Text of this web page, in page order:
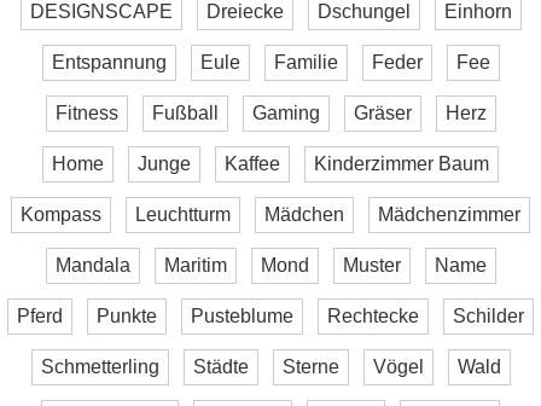
DESIGNSCAPE Dreiecke Dschungel Einhorn
Entspannung Eule Familie Feder Fee
Fitness Fußball Gaming Gräser Herz
Home Junge Kaffee Kinderzimmer Baum
Kompass Leuchtturm Mädchen Mädchenzimmer
Mandala Maritim Mond Muster Name
Pferd Punkte Pusteblume Rechtecke Schilder
Schmetterling Städte Sterne Vögel Wald